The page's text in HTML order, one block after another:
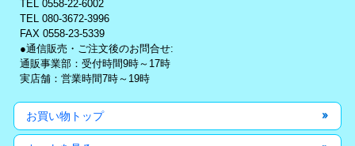
TEL 0558-22-6002
TEL 080-3672-3996
FAX 0558-23-5339
●通信販売・ご注文後のお問合せ:
通販事業部：受付時間9時～17時
実店舗：営業時間7時～19時
お買い物トップ